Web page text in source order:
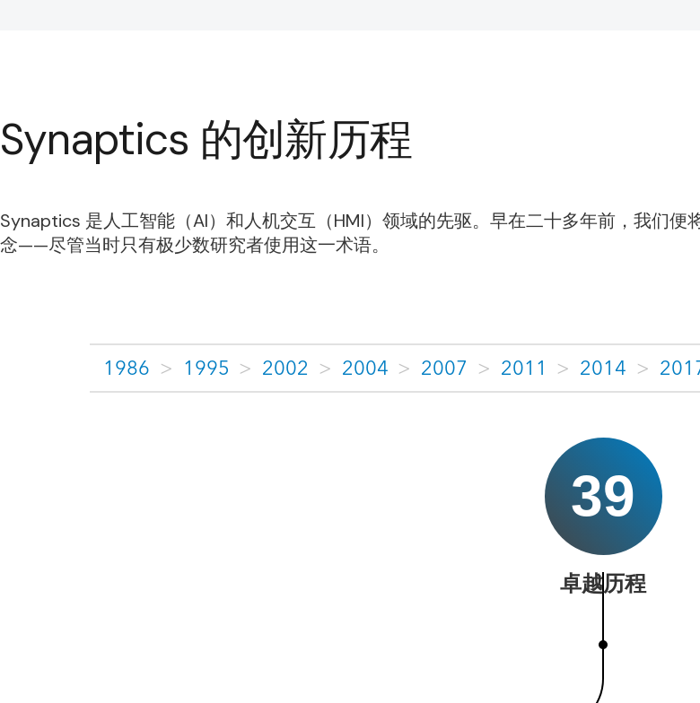
Synaptics 的创新历程
Synaptics 是人工智能（AI）和人机交互（HMI）领域的先驱。早在二十多年前，我们便
念——尽管当时只有极少数研究者使用这一术语。
1986 > 1995 > 2002 > 2004 > 2007 > 2011 > 2014 >
39
卓越历程